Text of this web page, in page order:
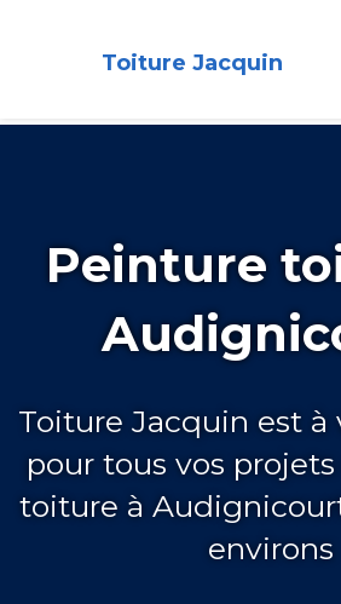
Toiture Jacquin
Peinture
Toiture Jacquin est à
pour tous vos
toiture à
environs